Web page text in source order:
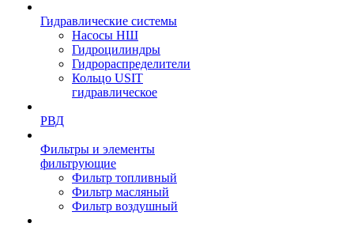
Гидравлические системы
Насосы НШ
Гидроцилиндры
Гидрораспределители
Кольцо USIT
гидравлическое
РВД
Фильтры и элементы
фильтрующие
Фильтр топливный
Фильтр масляный
Фильтр воздушный